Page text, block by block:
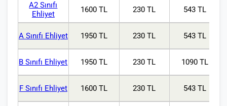
A2 Sınıfı
Ehliyet
1600 TL 230 TL 543 TL
A Sınıfı Ehliyet 1950 TL 230 TL 543 TL
B Sınıfı Ehliyet 1950 TL 230 TL 1090 TL
F Sınıfı Ehliyet 1600 TL 230 TL 543 TL